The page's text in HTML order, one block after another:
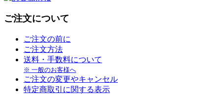
ご注文について
ご注文の前に
ご注文方法
送料・手数料について
※ 一般のお客様へ
ご注文の変更やキャンセル
特定商取引に関する表示